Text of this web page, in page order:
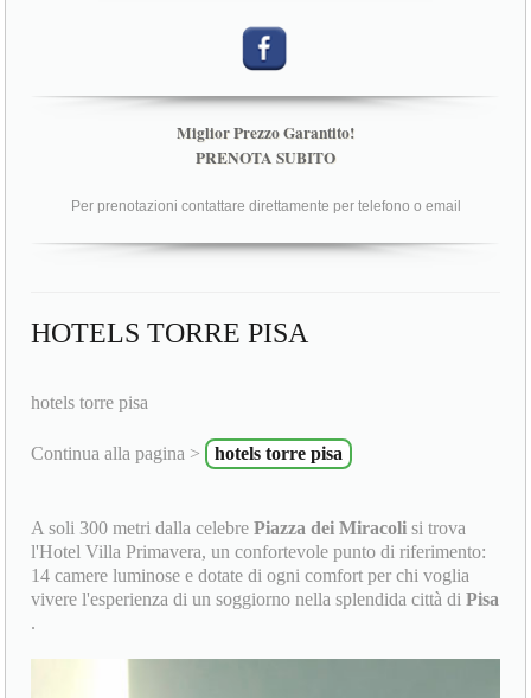
Miglior Prezzo Garantito!
PRENOTA SUBITO
Per prenotazioni contattare direttamente per telefono o email
HOTELS TORRE PISA
hotels torre pisa
Continua alla pagina > hotels torre pisa
A soli 300 metri dalla celebrePiazza dei Miracoli si trova
l'Hotel Villa Primavera, un confortevole punto di riferimento:
14 camere luminose e dotate di ogni comfort per chi voglia
vivere l'esperienza di un soggiorno nella splendida città diPisa
.